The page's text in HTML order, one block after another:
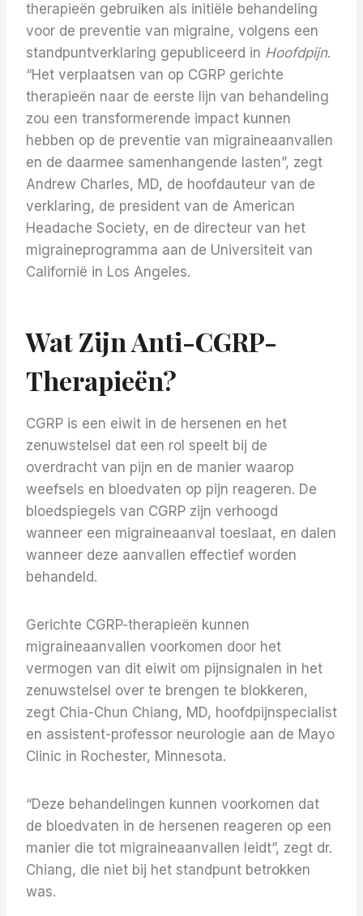
therapieën gebruiken als initiële behandeling
voor de preventie van migraine, volgens een
standpuntverklaring gepubliceerd in Hoofdpijn.
“Het verplaatsen van op CGRP gerichte
therapieën naar de eerste lijn van behandeling
zou een transformerende impact kunnen
hebben op de preventie van migraineaanvallen
en de daarmee samenhangende lasten”, zegt
Andrew Charles, MD, de hoofdauteur van de
verklaring, de president van de American
Headache Society, en de directeur van het
migraineprogramma aan de Universiteit van
Californië in Los Angeles.
Wat Zijn Anti-CGRP-
Therapieën?
CGRP is een eiwit in de hersenen en het
zenuwstelsel dat een rol speelt bij de
overdracht van pijn en de manier waarop
weefsels en bloedvaten op pijn reageren. De
bloedspiegels van CGRP zijn verhoogd
wanneer een migraineaanval toeslaat, en dalen
wanneer deze aanvallen effectief worden
behandeld.
Gerichte CGRP-therapieën kunnen
migraineaanvallen voorkomen door het
vermogen van dit eiwit om pijnsignalen in het
zenuwstelsel over te brengen te blokkeren,
zegt Chia-Chun Chiang, MD, hoofdpijnspecialist
en assistent-professor neurologie aan de Mayo
Clinic in Rochester, Minnesota.
“Deze behandelingen kunnen voorkomen dat
de bloedvaten in de hersenen reageren op een
manier die tot migraineaanvallen leidt”, zegt dr.
Chiang, die niet bij het standpunt betrokken
was.